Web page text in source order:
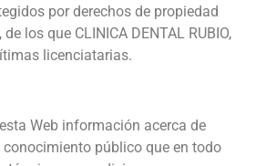
por derechos de propiedad
los que CLINICA DENTAL RUBIO,
licenciatarias.
Web información acerca de
público que en todo